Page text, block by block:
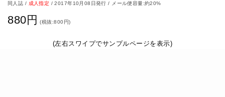
同人誌 / 成人指定 /2017年10月08日発行 / メール便容量:約20%
880円 (税抜:800円)
(左右スワイプでサンプルページを表示)